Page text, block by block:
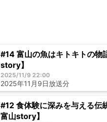
#14 富山の魚はキトキトの物
story】
2025/11/9 22:00
2025年11月9日放送分
#12 食体験に深みを与える伝
富山story】